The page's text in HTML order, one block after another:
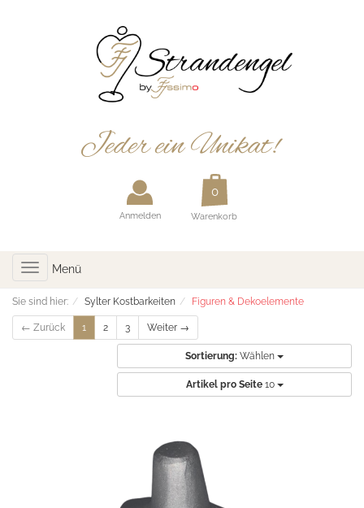
Anmelden Warenkorb
Toggle
navigation
Menü
Sie sind hier: Sylter Kostbarkeiten Figuren & Dekoelemente
← Zurück 1 2 3 Weiter →
Sortierung: Wählen
Artikel pro Seite 10